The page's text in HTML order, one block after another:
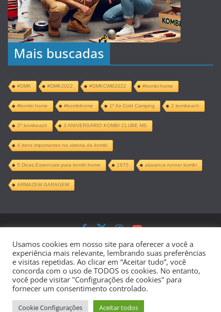
Mais buscadas
#DMK #DMK2022 #DMKCWB2022 #kombi-home
#kombi home #kombihome 1º Air Cold Camping 2 kombeach
2º kombeach 3 ANIVERSARIO KOMBI CLUBE MS
4 itens importantes na vistoria da kombi
5 Dicas Essenciais para kombi home 1975 alavanca runner kombi
ARMAZEM GARAGEM
Copyright © 2026Kombi Home –
Projeto Completo PDF. Todos os direitos
reservados.
Tema:ColorMagpor ThemeGrill.
Usamos cookies em nosso site para oferecer a você a
experiência mais relevante, lembrando suas preferências
e visitas repetidas. Ao clicar em “Aceitar tudo”, você
concorda com o uso de TODOS os cookies. No entanto,
você pode visitar "Configurações de cookies" para
fornecer um consentimento controlado.
Cookie Configurações Aceitar todos